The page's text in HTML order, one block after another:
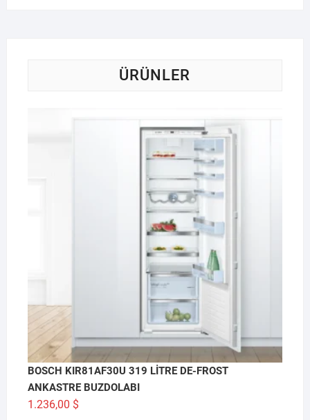
ÜRÜNLER
BOSCH KIR81AF30U 319 LİTRE DE-FROST
ANKASTRE BUZDOLABI
1.236,00 $